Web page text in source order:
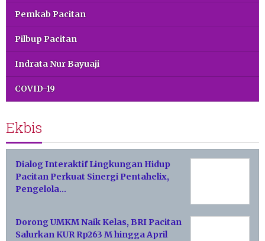
Pemkab Pacitan
Pilbup Pacitan
Indrata Nur Bayuaji
COVID-19
Ekbis
Dialog Interaktif Lingkungan Hidup
Pacitan Perkuat Sinergi Pentahelix,
Pengelola…
Dorong UMKM Naik Kelas, BRI Pacitan
Salurkan KUR Rp263 M hingga April